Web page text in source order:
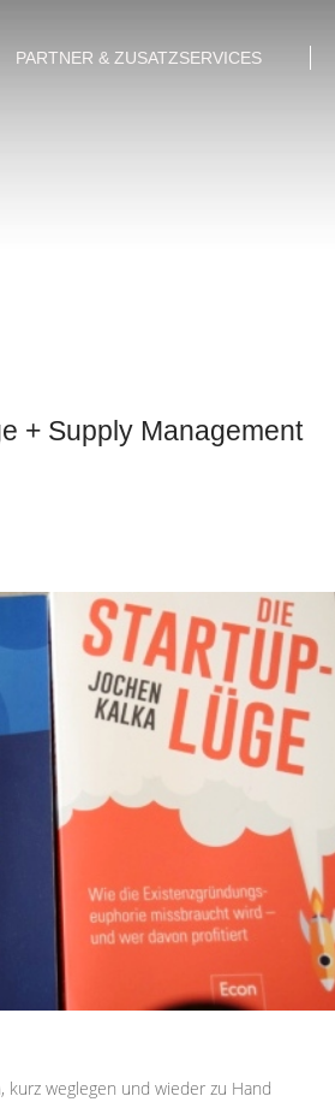
PARTNER & ZUSATZSERVICES
+ Supply Management
kurz weglegen und wieder zu Hand